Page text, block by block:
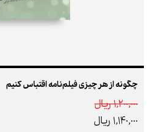
چگونه از هر چیزی فیلم‌نامه اقتباس کنیم
1,200,000 ريال
1,140,000 ريال